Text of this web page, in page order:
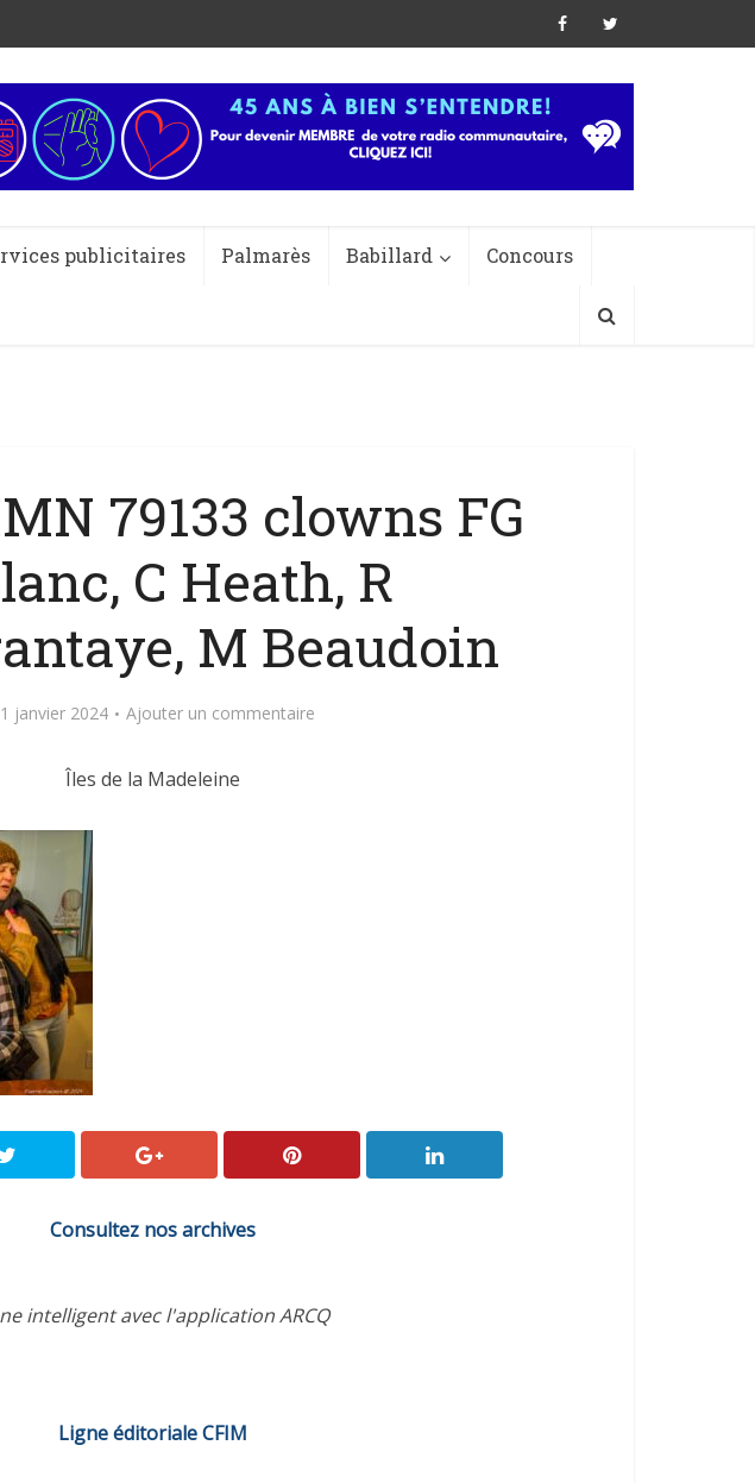
publicitaires Palmarès Babillard Concours
79133 clowns FG
C Heath, R
M Beaudoin
janvier 2024 Ajouter un commentaire
Îles de la Madeleine
Consultez nos archives
intelligent avec l'application ARCQ
Ligne éditoriale CFIM